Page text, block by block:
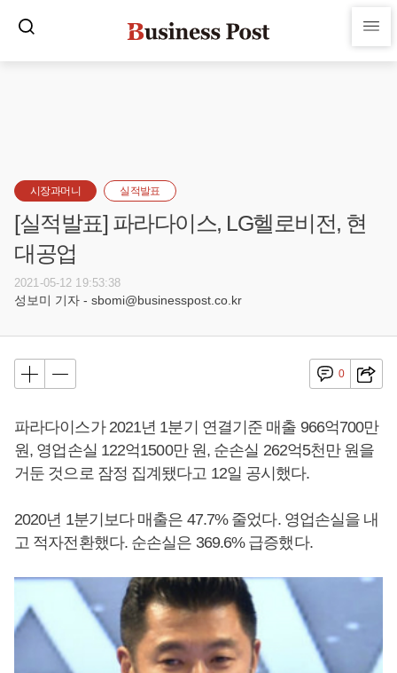
시장과머니 실적발표
[실적발표] 파라다이스, LG헬로비전, 현
대공업
2021-05-12 19:53:38
성보미 기자 - sbomi@businesspost.co.kr
0
파라다이스가 2021년 1분기 연결기준 매출 966억700만
원, 영업손실 122억1500만 원, 순손실 262억5천만 원을
거둔 것으로 잠정 집계됐다고 12일 공시했다.
2020년 1분기보다 매출은 47.7% 줄었다. 영업손실을 내
고 적자전환했다. 순손실은 369.6% 급증했다.